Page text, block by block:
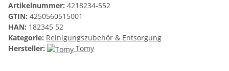
Artikelnummer: 4218234-552
GTIN: 4250560515001
HAN: 182345 52
Kategorie: Reinigungszubehör & Entsorgung
Hersteller:
Tomy